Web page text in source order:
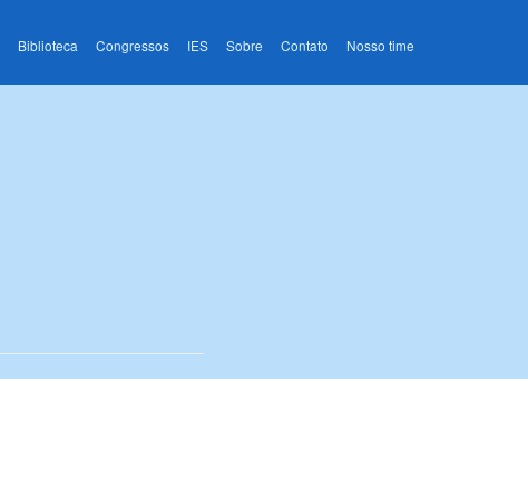
Biblioteca Congressos IES Sobre Contato Nosso time